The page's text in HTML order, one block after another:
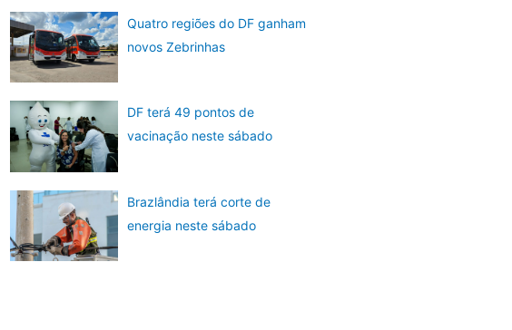
Quatro regiões do DF ganham
novos Zebrinhas
DF terá 49 pontos de
vacinação neste sábado
Brazlândia terá corte de
energia neste sábado